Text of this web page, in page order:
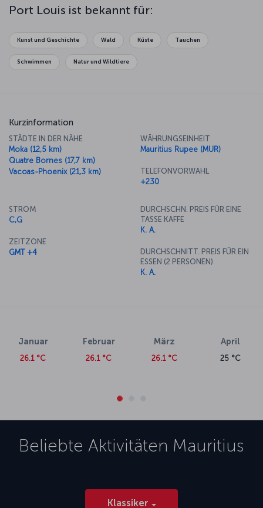
Landes zu erhalten. Wer die Strände und die unglaubliche Natur der
Insel entdecken möchte, ist in Flic en Flac genau richtig. Seine
nichts wie hin, um die Sonne und das Meer zu genießen!
Port Louis ist bekannt für:
Kunst und Geschichte Wald Küste Tauchen
Schwimmen Natur und Wildtiere
Kurzinformation
STÄDTE IN DER NÄHE
Moka (12,5 km)
Quatre Bornes (17,7 km)
Vacoas-Phoenix (21,3 km)
WÄHRUNGSEINHEIT
Mauritius Rupee (MUR)
TELEFONVORWAHL
+230
STROM
C,G
ZEITZONE
GMT +4
DURCHSCHN. PREIS FÜR EINE
TASSE KAFFE
K. A.
DURCHSCHNITT. PREIS FÜR EIN
ESSEN (2 PERSONEN)
K. A.
Januar
26.1 °C
Februar
26.1 °C
März
26.1 °C
April
25 °C
Beliebte Aktivitäten Mauritius
Klassiker